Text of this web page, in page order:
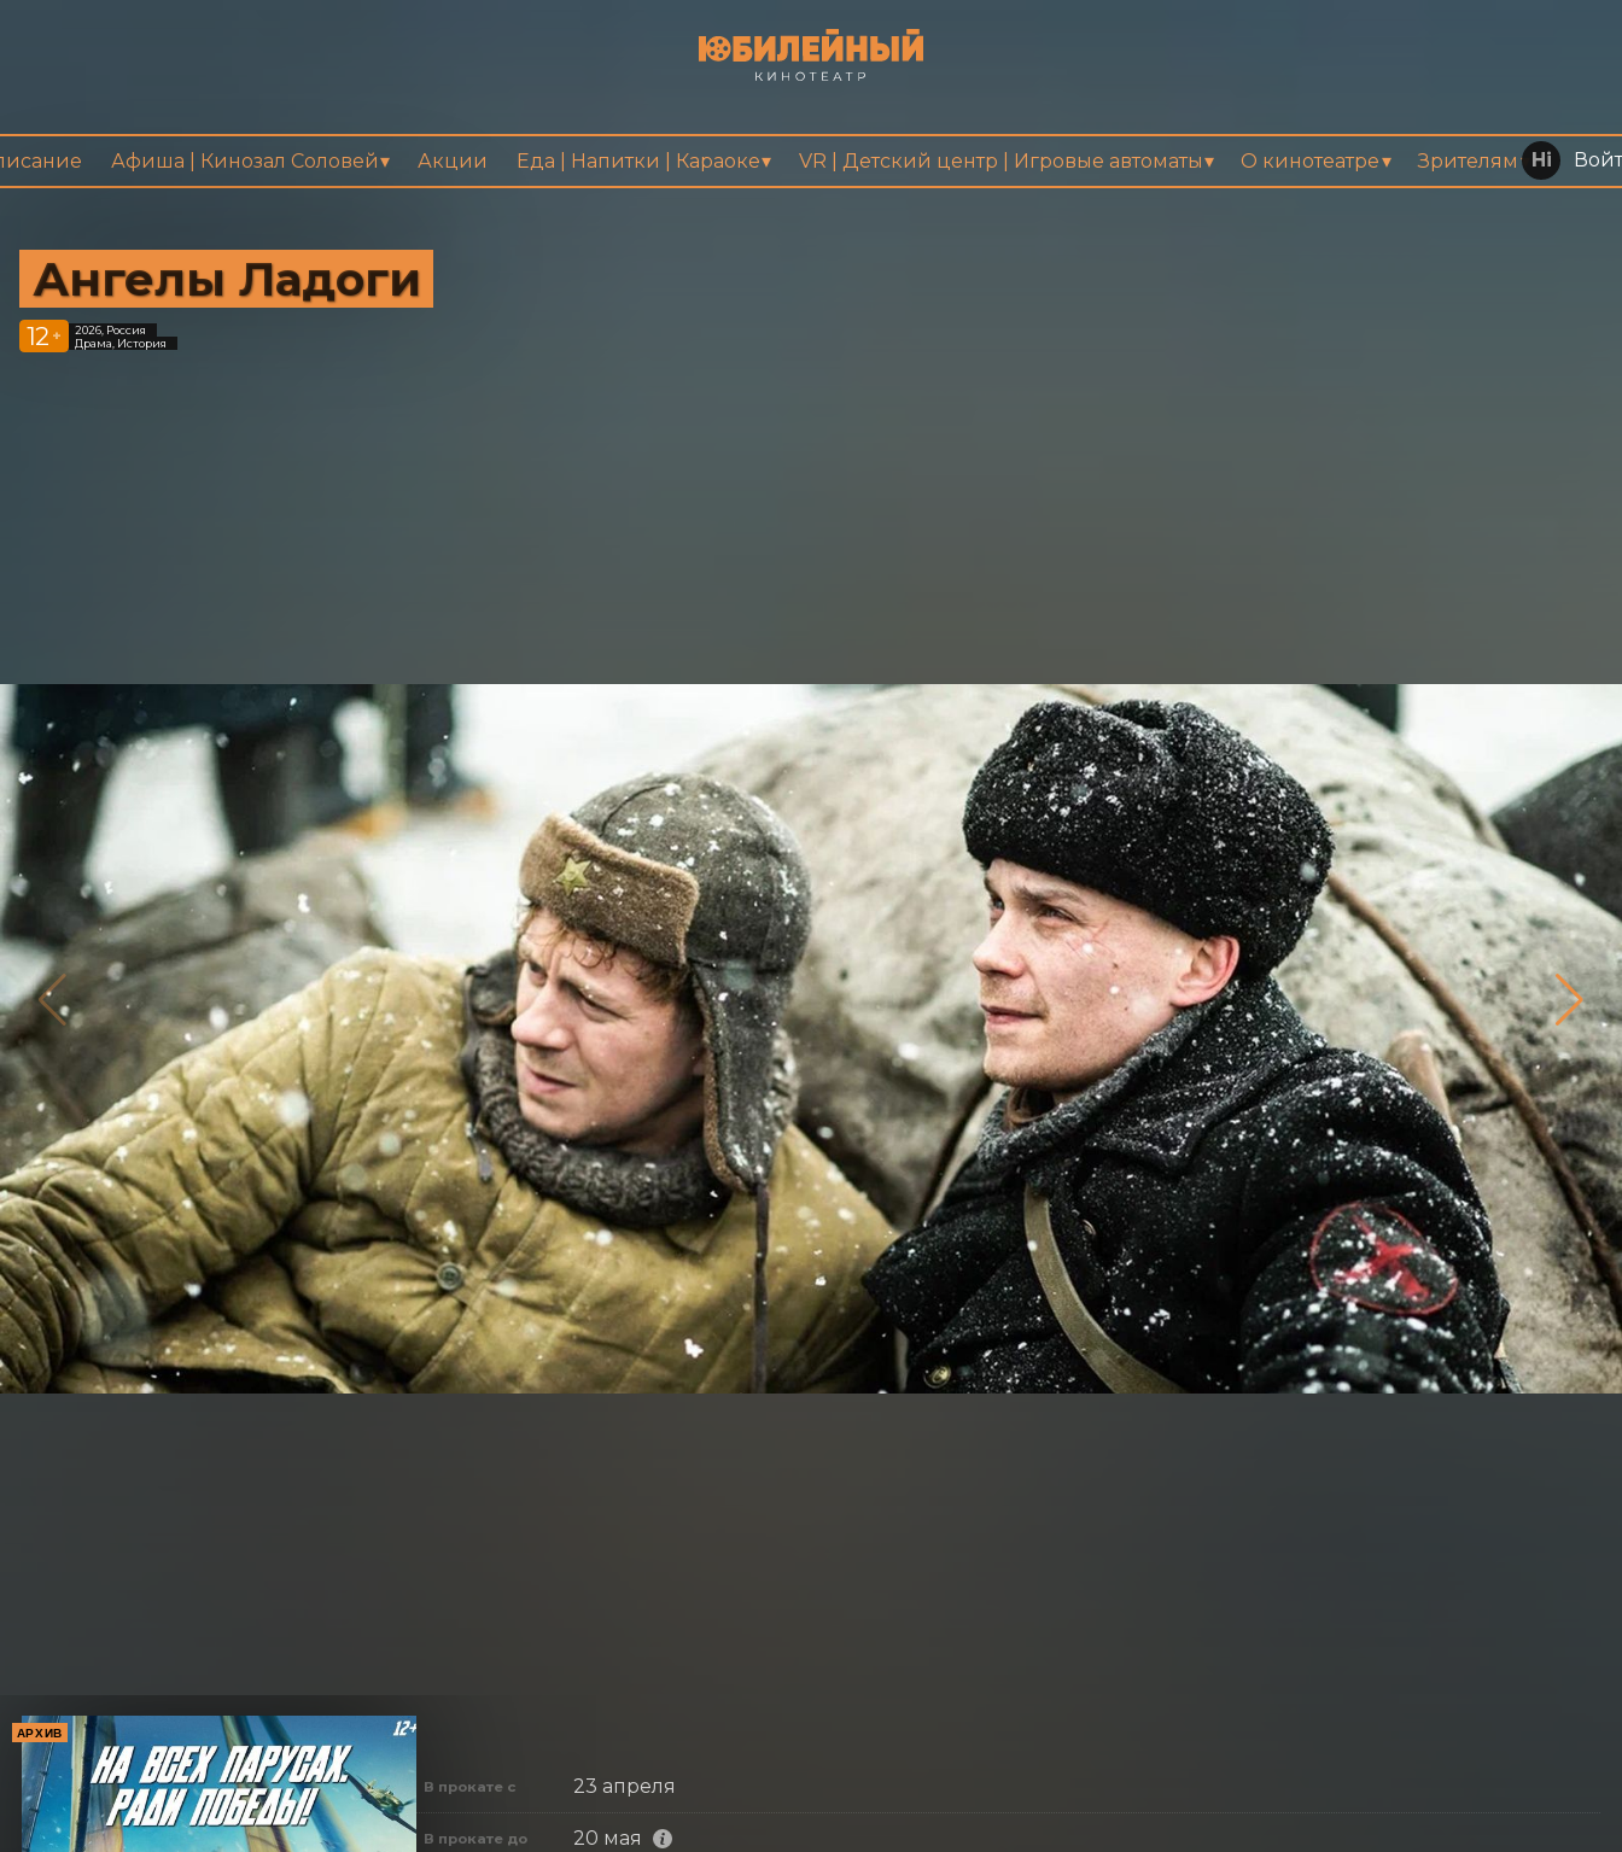
Афиша | Кинозал Соловей Акции Еда | Напитки | Караоке VR | Детский центр | Игровые автоматы О кинотеатре Зрителям
Ангелы Ладоги
12 +
2026, Россия
Драма, История
АРХИВ
В прокате с 23 апреля
В прокате до 20 мая